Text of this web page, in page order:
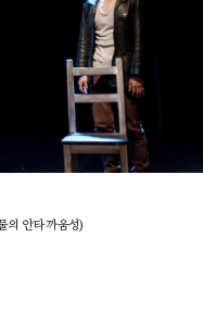
의 안타까움성)